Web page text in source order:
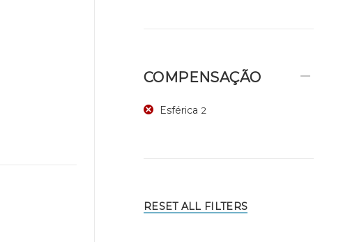
COMPENSAÇÃO
Esférica 2
RESET ALL FILTERS